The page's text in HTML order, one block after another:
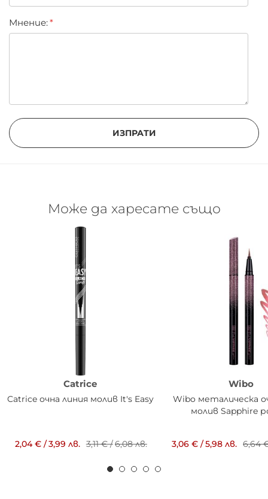
Мнение:
ИЗПРАТИ
Може да харесате също
Catrice
Catrice очна линия молив It's Easy
2,04 €/3,99 лв. 3,11 €/6,08 лв.
Wibo
Wibo металическа
молив Sapphire
3,06 € /5,98 лв. 6,64